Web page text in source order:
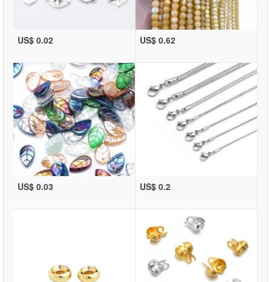
US$ 0.02 US$ 0.62
US$ 0.03 US$ 0.2